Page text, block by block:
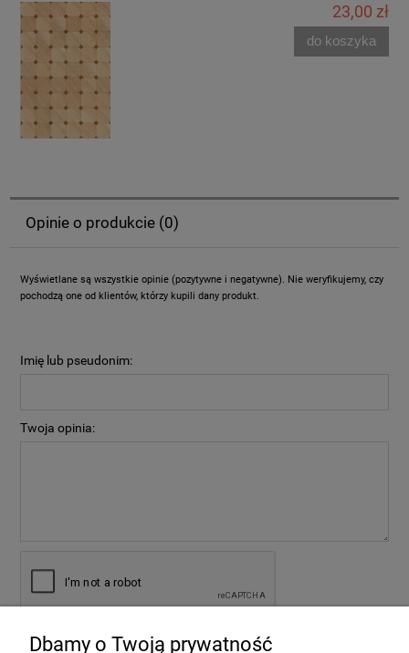
23,00 zł
do koszyka
Opinie o produkcie (0)
Wyświetlane są wszystkie opinie (pozytywne i negatywne). Nie weryfikujemy, czy
pochodzą one od klientów, którzy kupili dany produkt.
Imię lub pseudonim:
Twoja opinia:
Dbamy o Twoją prywatność